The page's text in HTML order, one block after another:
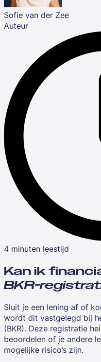
Sofie van der Zee
Auteur
4 minuten leestijd
Kan ik
BKR-
Sluit je een lening af of
wordt dit vastgelegd bij
(BKR). Deze registratie
beoordelen of je andere
mogelijke risico’s zijn.